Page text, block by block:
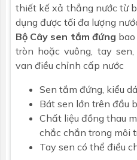
thiết kế xả thẳng nước từ
dụng được tối đa lượng
Bộ Cây sen tắm đứng
tròn hoặc vuông, tay
van điều chỉnh cấp nước
Sen tắm đứng, kiểu
Bát sen lớn trên đầu
Chất liệu đồng thau
chắc chắn trong môi
Tay sen có thể điều